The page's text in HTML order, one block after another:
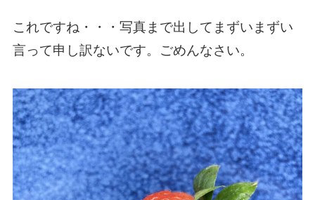
これですね・・・写真まで出してまずいまずい
言って申し訳ないです。ごめんなさい。